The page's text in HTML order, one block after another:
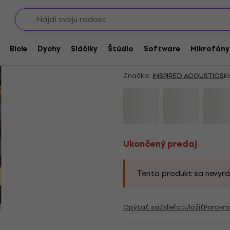
Bicie Dychy Sláčiky Štúdio Software Mikrofóny
& Upgrady
Ukončený predaj
INSPIRED
Značka: INSPIRED ACOUSTICS
Ukončený predaj
Tento produkt sa
Opýtať saZdieľaťUložiť